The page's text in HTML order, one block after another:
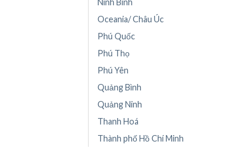
Ninh Bình
Oceania/ Châu Úc
Phú Quốc
Phú Thọ
Phú Yên
Quảng Bình
Quảng Ninh
Thanh Hoá
Thành phố Hồ Chí Minh